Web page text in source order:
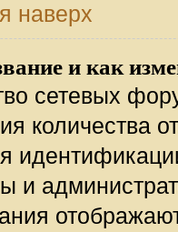
наверх
и как
сетевых
количества
и